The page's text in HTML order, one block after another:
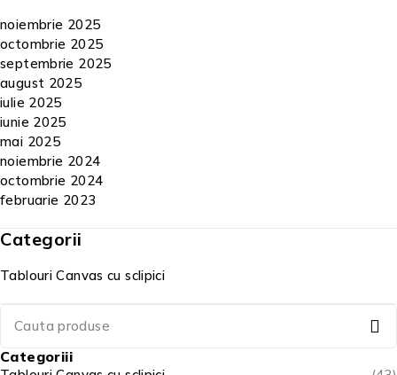
noiembrie 2025
octombrie 2025
septembrie 2025
august 2025
iulie 2025
iunie 2025
mai 2025
noiembrie 2024
octombrie 2024
februarie 2023
Categorii
Tablouri Canvas cu sclipici
Categoriii